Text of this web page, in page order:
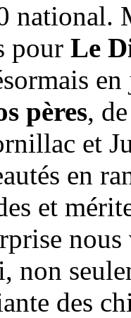
national.
pour Le
pères,
et
en
et
non
des